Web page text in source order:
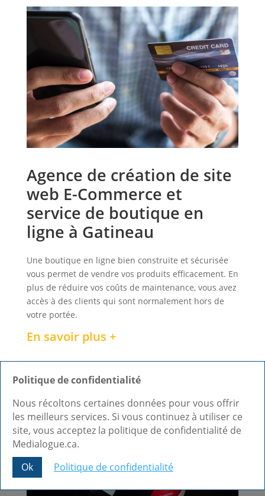
Agence de création de site
web E-Commerce et
service de boutique en
ligne à Gatineau
Une boutique en ligne bien construite et sécurisée
vous permet de vendre vos produits efficacement. En
plus de réduire vos coûts de maintenance, vous avez
accès à des clients qui sont normalement hors de
votre portée.
En savoir plus +
Politique de confidentialité
Nous récoltons certaines données pour vous offrir
les meilleurs services. Si vous continuez à utiliser ce
site, vous acceptez la politique de confidentialité de
Medialogue.ca.
Ok
Politique de confidentialité